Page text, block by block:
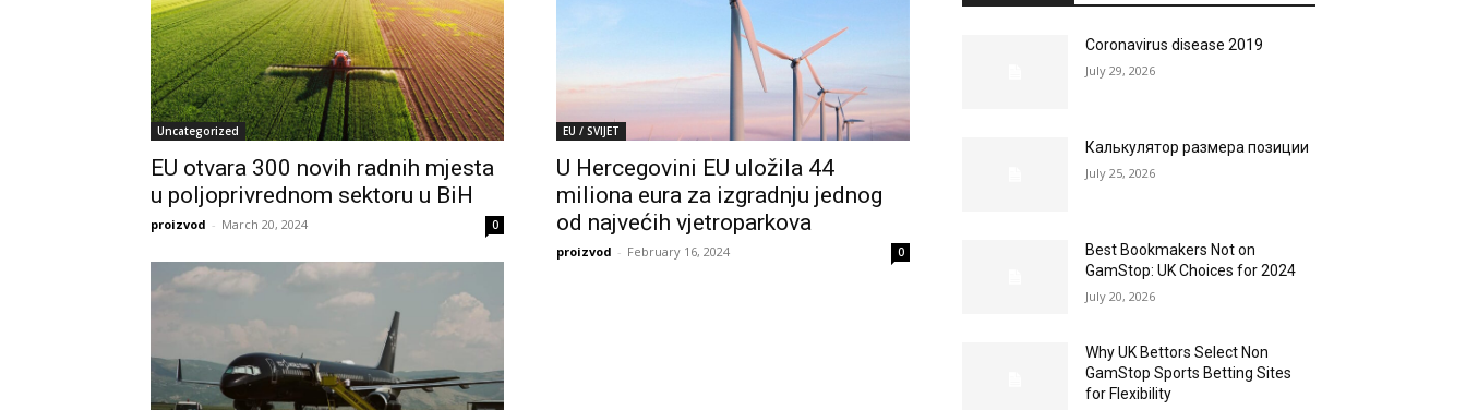
Uncategorized
EU otvara 300 novih radnih mjesta
u poljoprivrednom sektoru u BiH
proizvod - March 20, 2024 0
EU / SVIJET
U Hercegovini EU uložila 44
miliona eura za izgradnju jednog
od najvećih vjetroparkova
proizvod - February 16, 2024 0
Coronavirus disease 2019
July 29, 2026
Калькулятор размера позиции
July 25, 2026
Best Bookmakers Not on
GamStop: UK Choices for 2024
July 20, 2026
Why UK Bettors Select Non
GamStop Sports Betting Sites
for Flexibility